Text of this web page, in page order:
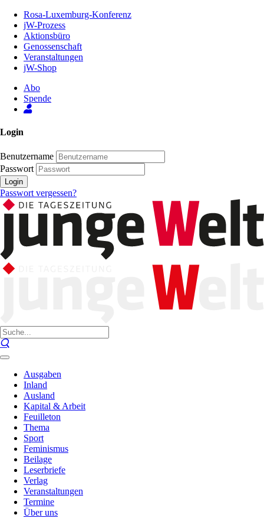
Inhalt
Seite
Rosa-Luxemburg-Konferenz
jW-Prozess
Aktionsbüro
Genossenschaft
Veranstaltungen
jW-Shop
Abo
Spende
Login
Benutzername
Passwort
Login
Passwort vergessen?
Ausgaben
Inland
Ausland
Kapital & Arbeit
Feuilleton
Thema
Sport
Feminismus
Beilage
Leserbriefe
Verlag
Veranstaltungen
Termine
Über uns